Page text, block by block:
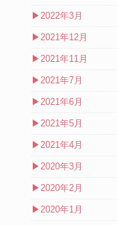
▶2022年3月
▶2021年12月
▶2021年11月
▶2021年7月
▶2021年6月
▶2021年5月
▶2021年4月
▶2020年3月
▶2020年2月
▶2020年1月